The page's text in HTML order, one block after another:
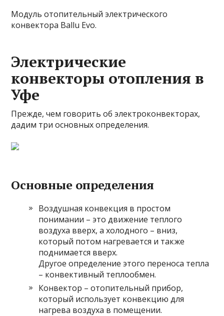
Модуль отопительный электрического
конвектора Ballu Evo.
Электрические
конвекторы отопления в
Уфе
Прежде, чем говорить об электроконвекторах,
дадим три основных определения.
Основные определения
Воздушная конвекция в простом
понимании – это движение теплого
воздуха вверх, а холодного – вниз,
который потом нагревается и также
поднимается вверх.
Другое определение этого переноса тепла
– конвективный теплообмен.
Конвектор – отопительный прибор,
который использует конвекцию для
нагрева воздуха в помещении.